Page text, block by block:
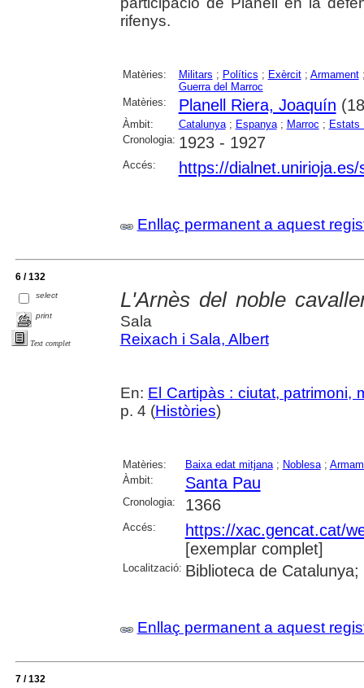
rifenys.
Matèries: Militars ; Polítics ; Exèrcit; Armament
Guerra del Marroc
Matèries:
Planell Riera, Joaquín
Àmbit: Catalunya; Espanya; Marroc ; Estats
Cronologia: 1923 - 1927
Accés: https://
Enllaç permanent a aquest
6 / 132
select
print
Text complet
L'Arnès del noble
Sala
Reixach i Sala, Albert
En: El Cartipàs : ciutat, patrimoni,
p. 4 (Històries)
Matèries: Baixa edat mitjana; Noblesa;
Àmbit:
Santa Pau
Cronologia: 1366
Accés:
https://xac.gencat.cat/
[exemplar complet]
Localització: Biblioteca de
Enllaç permanent a aquest
7 / 132